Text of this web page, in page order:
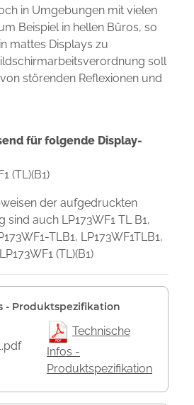
in Umgebungen mit vielen
Beispiel in hellen Büros, so
mattes Displays zu
soll
störenden Reflexionen und
für folgende Display-
(TL)(B1)
der aufgedruckten
auch LP173WF1 TL B1,
TLB1, LP173WF1TLB1,
(TL)(B1)
- Produktspezifikation
Technische
Infos -
Produktspezifikation